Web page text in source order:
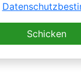
Schicken